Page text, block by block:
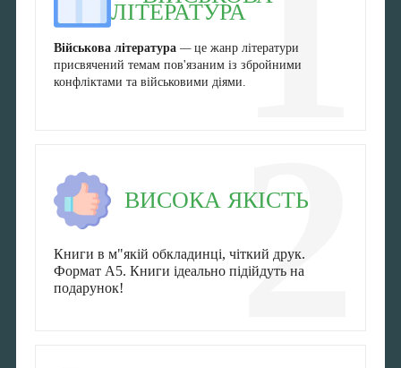
ЛІТЕРАТУРА
Військова література— це жанр літератури
присвячений темам пов'язаним із збройними
конфліктами та військовими діями.
2
ВИСОКА ЯКІСТЬ
Книги в м"якій обкладинці, чіткий друк.
Формат А5. Книги ідеально підійдуть на
подарунок!